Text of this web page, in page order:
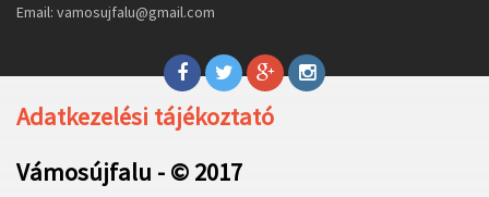
Email: vamosujfalu@gmail.com
Adatkezelési tájékoztató
Vámosújfalu - © 2017